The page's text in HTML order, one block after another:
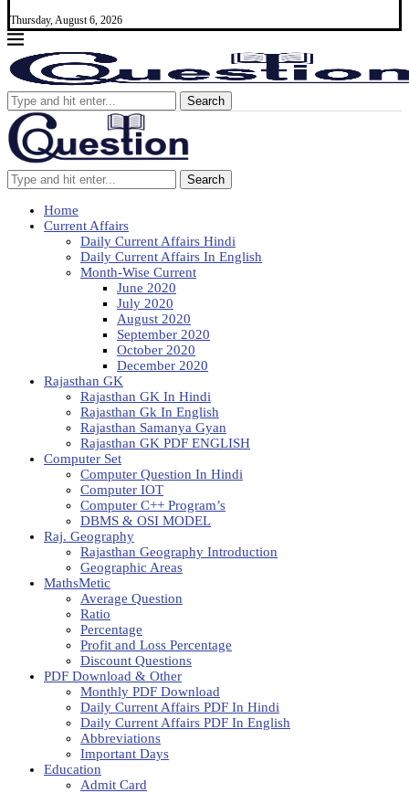
Thursday, August 6, 2026
Search
Search
Home
Current Affairs
Daily Current Affairs Hindi
Daily Current Affairs In English
Month-Wise Current
June 2020
July 2020
August 2020
September 2020
October 2020
December 2020
Rajasthan GK
Rajasthan GK In Hindi
Rajasthan Gk In English
Rajasthan Samanya Gyan
Rajasthan GK PDF ENGLISH
Computer Set
Computer Question In Hindi
Computer IOT
Computer C++ Program’s
DBMS & OSI MODEL
Raj. Geography
Rajasthan Geography Introduction
Geographic Areas
MathsMetic
Average Question
Ratio
Percentage
Profit and Loss Percentage
Discount Questions
PDF Download & Other
Monthly PDF Download
Daily Current Affairs PDF In Hindi
Daily Current Affairs PDF In English
Abbreviations
Important Days
Education
Admit Card